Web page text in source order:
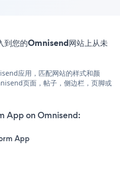
到您的Omnisend网站上从未
应用，匹配网站的样式和颜
页面，帖子，侧边栏，页脚或
App on Omnisend:
App